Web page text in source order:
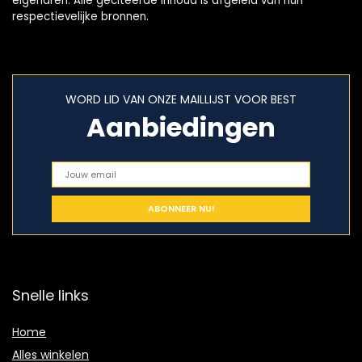
respectievelijke bronnen.
WORD LID VAN ONZE MAILLIJST VOOR BEST
Aanbiedingen
Snelle links
Home
Alles winkelen